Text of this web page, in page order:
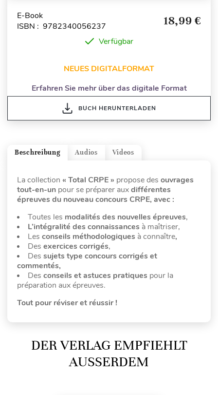
E-Book
ISBN : 9782340056237
18,99 €
Verfügbar
NEUES DIGITALFORMAT
Erfahren Sie mehr über das digitale Format
BUCH HERUNTERLADEN
Videos
Audios
Beschreibung
La collection « Total CRPE » propose des ouvrages
tout-en-un pour se préparer auxdifférentes
épreuves du nouveau concours CRPE, avec :
Toutes les modalités des nouvelles épreuves,
L’intégralité des connaissances à maîtriser,
Les conseils méthodologiques à connaître,
Des exercices corrigés,
Des sujets type concours corrigés et
commentés,
Des conseils et astuces pratiques pour la
préparation aux épreuves.
Tout pour réviser et réussir !
DER VERLAG EMPFIEHLT
AUSSERDEM